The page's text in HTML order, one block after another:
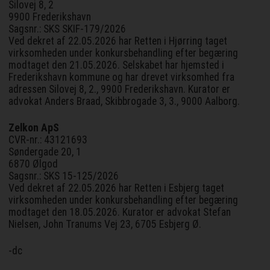
Silovej 8, 2
9900 Frederikshavn
Sagsnr.: SKS SKIF-179/2026
Ved dekret af 22.05.2026 har Retten i Hjørring taget
virksomheden under konkursbehandling efter begæring
modtaget den 21.05.2026. Selskabet har hjemsted i
Frederikshavn kommune og har drevet virksomhed fra
adressen Silovej 8, 2., 9900 Frederikshavn. Kurator er
advokat Anders Braad, Skibbrogade 3, 3., 9000 Aalborg.
Zelkon ApS
CVR-nr.: 43121693
Søndergade 20, 1
6870 Ølgod
Sagsnr.: SKS 15-125/2026
Ved dekret af 22.05.2026 har Retten i Esbjerg taget
virksomheden under konkursbehandling efter begæring
modtaget den 18.05.2026. Kurator er advokat Stefan
Nielsen, John Tranums Vej 23, 6705 Esbjerg Ø.
-dc